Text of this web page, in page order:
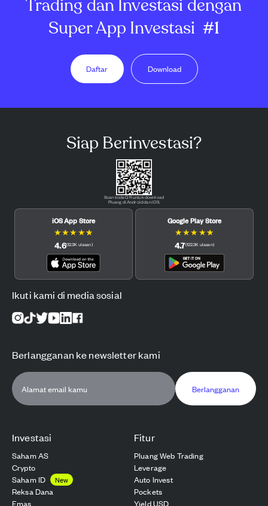
Trading dan Investasi dengan
Super App Investasi #1
Daftar Download
Investasi
Saham AS
Crypto
Saham ID
New
Reksa Dana
Emas
Fitur
Pluang Web Trading
Leverage
Auto Invest
Pockets
Yield USD
Siap Berinvestasi?
Scan kode QR untuk download
Pluang di Android dan iOS.
iOS App Store
★★★ ★★
4.6(12.3K ulasan)
Google Play Store
★★★ ★★
4.7(122.3K ulasan)
Ikuti kami di media sosial
Berlangganan ke newsletter kami
Berlangganan